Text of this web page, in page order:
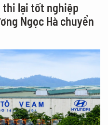
thi lại tốt nghiệp
Ngọc Hà chuyển